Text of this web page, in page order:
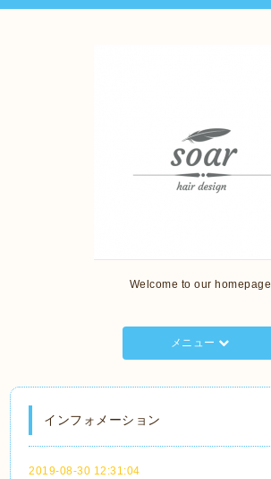
Welcome to our homepage
メニュー
インフォメーション
2019-08-30 12:31:04